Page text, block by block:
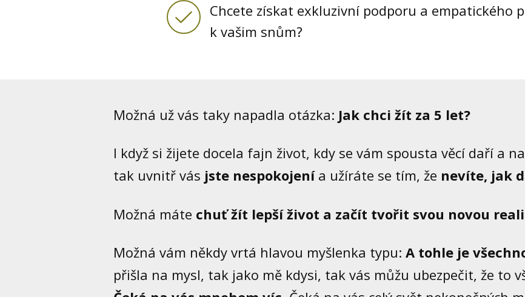
Chcete získat exkluzivní podporu a empatického
k vašim snům?
Možná už vás taky napadla otázka: Jak chci žít za 5 let?
I když si žijete docela fajn život, kdy se vám spousta věcí daří a
tak uvnitř vás jste nespokojenía užíráte se tím, že nevíte, jak
Možná máte chuť žít lepší život a začít tvořit svou novou
Možná vám někdy vrtá hlavou myšlenka typu: A tohle je
přišla na mysl, tak jako mě kdysi, tak vás můžu ubezpečit, že to